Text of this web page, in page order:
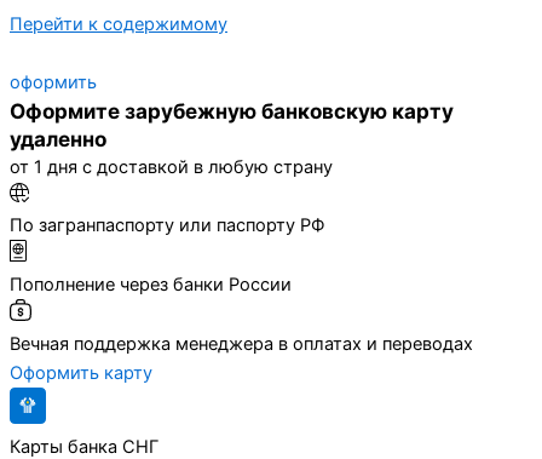
Перейти к содержимому
оформить
Оформите зарубежную банковскую карту
удаленно
от 1 дня с доставкой в любую страну
По загранпаспорту или паспорту РФ
Пополнение через банки России
Вечная поддержка менеджера в оплатах и переводах
Оформить карту
Карты банка СНГ